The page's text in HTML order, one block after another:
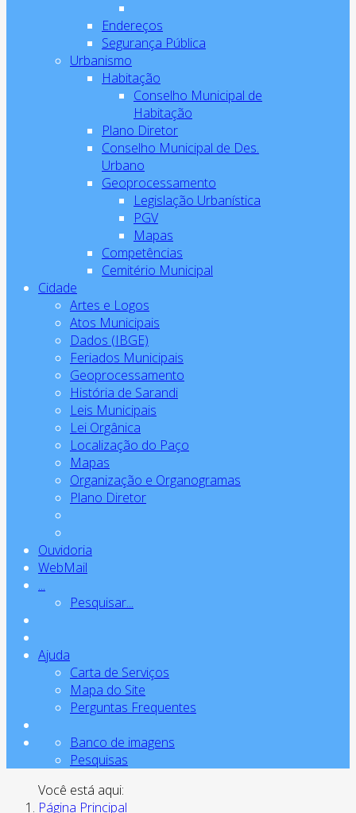
Endereços
Segurança Pública
Urbanismo
Habitação
Conselho Municipal de
Habitação
Plano Diretor
Conselho Municipal de Des.
Urbano
Geoprocessamento
Legislação Urbanística
PGV
Mapas
Competências
Cemitério Municipal
Cidade
Artes e Logos
Atos Municipais
Dados (IBGE)
Feriados Municipais
Geoprocessamento
História de Sarandi
Leis Municipais
Lei Orgânica
Localização do Paço
Mapas
Organização e Organogramas
Plano Diretor
Ouvidoria
WebMail
...
Pesquisar...
Ajuda
Carta de Serviços
Mapa do Site
Perguntas Frequentes
Banco de imagens
Pesquisas
Você está aqui:
Página Principal